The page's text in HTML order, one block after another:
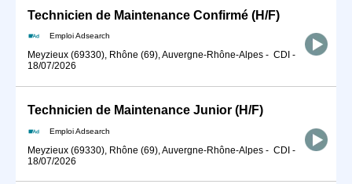
Technicien de Maintenance Confirmé (H/F)
Emploi Adsearch
Meyzieux (69330), Rhône (69), Auvergne-Rhône-Alpes - CDI -
18/07/2026
Technicien de Maintenance Junior (H/F)
Emploi Adsearch
Meyzieux (69330), Rhône (69), Auvergne-Rhône-Alpes - CDI -
18/07/2026